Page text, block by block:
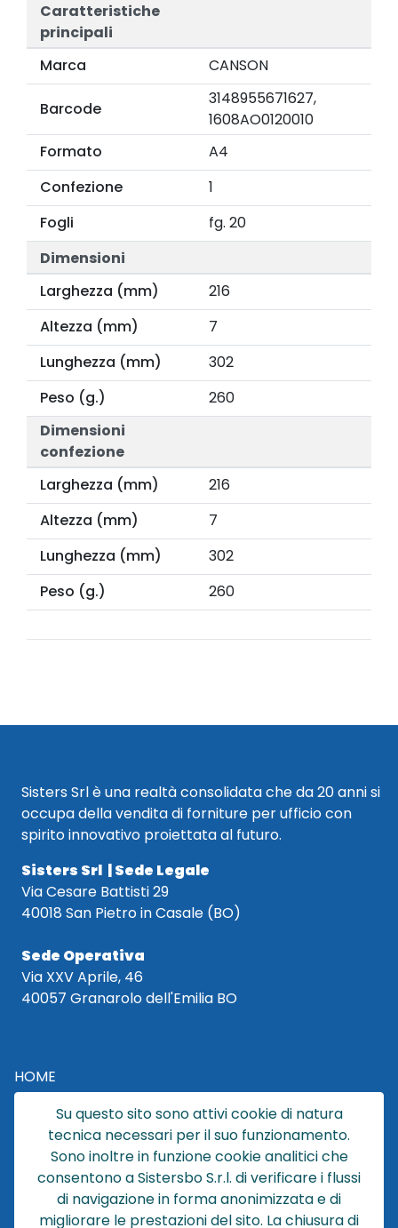
Caratteristiche
principali
Marca
CANSON
Barcode
3148955671627,
1608AO0120010
Formato
A4
Confezione
1
Fogli
fg. 20
Dimensioni
Larghezza (mm)
216
Altezza (mm)
7
Lunghezza (mm)
302
Peso (g.)
260
Dimensioni
confezione
Larghezza (mm)
216
Altezza (mm)
7
Lunghezza (mm)
302
Peso (g.)
260
Sisters Srl è una realtà consolidata che da 20 anni si
occupa della vendita di forniture per ufficio con
spirito innovativo proiettata al futuro.
Sisters Srl | Sede Legale
Via Cesare Battisti 29
40018 San Pietro in Casale (BO)
Sede Operativa
Via XXV Aprile, 46
40057 Granarolo dell'Emilia BO
HOME
CATALOGO
CHI SIAMO
NEWS
CONTATTACI
CONDIZIONI DI VENDITA
Su questo sito sono attivi cookie di natura
tecnica necessari per il suo funzionamento.
Sono inoltre in funzione cookie analitici che
consentono a Sistersbo S.r.l. di verificare i flussi
di navigazione in forma anonimizzata e di
migliorare le prestazioni del sito. La chiusura di